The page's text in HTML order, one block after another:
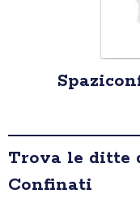
Trova le ditte
Confinati